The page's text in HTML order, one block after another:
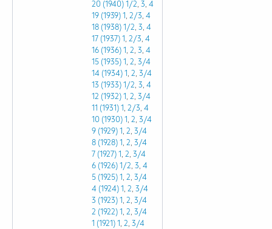
20 (1940)1/2, 3, 4
19 (1939)1, 2/3, 4
18 (1938)1/2, 3, 4
17 (1937)1, 2/3, 4
16 (1936)1, 2, 3, 4
15 (1935)1, 2, 3/4
14 (1934)1, 2, 3/4
13 (1933)1/2, 3, 4
12 (1932)1, 2, 3/4
11 (1931)1, 2/3, 4
10 (1930)1, 2, 3/4
9 (1929)1, 2, 3/4
8 (1928)1, 2, 3/4
7 (1927)1, 2, 3/4
6 (1926)1/2, 3, 4
5 (1925)1, 2, 3/4
4 (1924)1, 2, 3/4
3 (1923)1, 2, 3/4
2 (1922)1, 2, 3/4
1 (1921)1, 2, 3/4